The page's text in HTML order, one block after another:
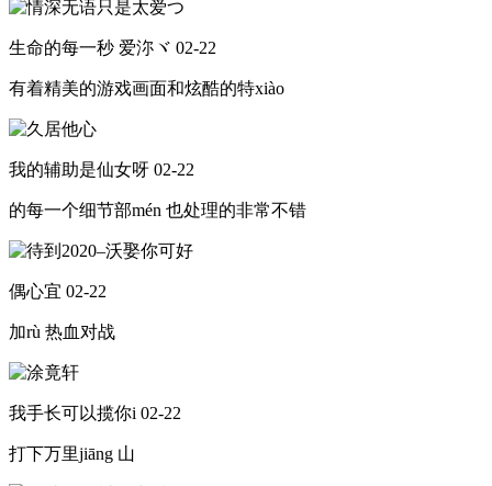
生命的每一秒 爱沵ヾ 02-22
有着精美的游戏画面和炫酷的特xiào
我的辅助是仙女呀 02-22
的每一个细节部mén 也处理的非常不错
偶心宜 02-22
加rù 热血对战
我手长可以揽你i 02-22
打下万里jiāng 山